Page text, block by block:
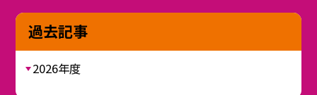
過去記事
2026年度